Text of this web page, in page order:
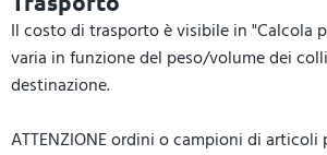
Il costo di trasporto è visibile in "Calcola
varia in funzione del peso/volume dei
destinazione.
ATTENZIONE ordini o campioni di